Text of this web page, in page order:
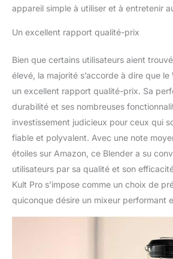
appareil simple à utiliser et à entretenir
Un excellent rapport qualité-prix
Bien que certains utilisateurs aient
élevé, la majorité s’accorde à dire que
un excellent rapport qualité-prix. Sa
durabilité et ses nombreuses
investissement judicieux pour ceux qui
fiable et polyvalent. Avec une note
étoiles sur Amazon, ce Blender a su
utilisateurs par sa qualité et son
Kult Pro s’impose comme un choix de
quiconque désire un mixeur performant